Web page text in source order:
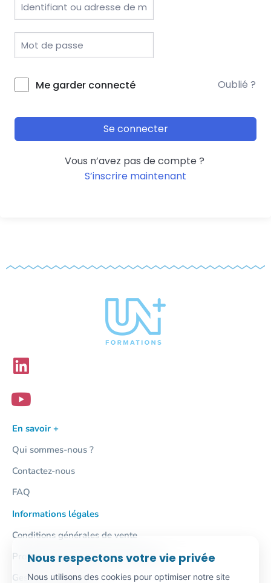
Me garder connecté Oublié ?
Se connecter
Vous n’avez pas de compte ?
S’inscrire maintenant
En savoir +
Qui sommes-nous ?
Contactez-nous
FAQ
Informations légales
Conditions générales de vente
Protection des données personnelles
Gestion des cookies
Nous respectons votre vie privée
Nous utilisons des cookies pour optimiser notre site